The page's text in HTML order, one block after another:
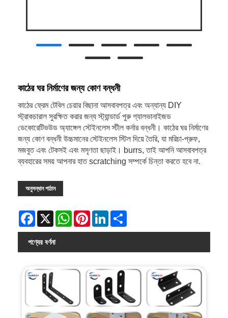
কাঠের ঘর নির্মাণের জন্য কোণ বন্ধনী
কাঠের ফ্রেম টেবিল চেয়ার বিছানা আসবাবপত্র এবং অন্যান্য DIY
স্ট্রাকচারাল সুরক্ষিত করার জন্য স্ট্যান্ডার্ড পুরু গ্যালভানাইজড
ডেকোরেটিভউড অ্যাঙ্গেল স্টেইনলেস স্টীল কর্নার বন্ধনী। কাঠের ঘর নির্মাণের
জন্য কোণ বন্ধনী উচ্চমানের স্টেইনলেস স্টিল দিয়ে তৈরি, যা মরিচা-প্রুফ,
মজবুত এবং টেকসই এবং মসৃণতা ছাড়াই। burrs, তাই আপনি আসবাবপত্র
ব্যবহারের সময় আপনার হাত scratching সম্পর্কে চিন্তা করতে হবে না.
অনুসন্ধান পাঠান
Facebook
X WhatsAppPinterestLinkedIn
পণ্যের বর্ণনা